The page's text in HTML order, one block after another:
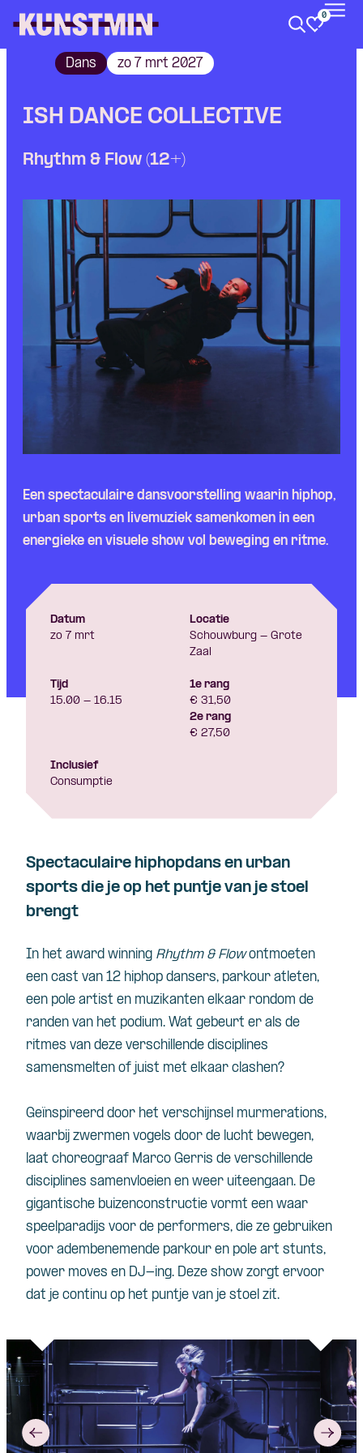
Skip navigatie
0
Dans zo 7 mrt 2027
ISH DANCE COLLECTIVE
Rhythm & Flow (12+)
Een spectaculaire dansvoorstelling waarin hiphop,
urban sports en livemuziek samenkomen in een
energieke en visuele show vol beweging en ritme.
Datum
zo 7 mrt
Locatie
Schouwburg - Grote
Zaal
Tijd
15.00 - 16.15
1e rang
€ 31,50
2e rang
€ 27,50
Inclusief
Consumptie
Spectaculaire hiphopdans en urban
sports die je op het puntje van je stoel
brengt
In het award winning Rhythm & Flowontmoeten
een cast van 12 hiphop dansers, parkour atleten,
een pole artist en muzikanten elkaar rondom de
randen van het podium. Wat gebeurt er als de
ritmes van deze verschillende disciplines
samensmelten of juist met elkaar clashen?
Geïnspireerd door het verschijnsel murmerations,
waarbij zwermen vogels door de lucht bewegen,
laat choreograaf Marco Gerris de verschillende
disciplines samenvloeien en weer uiteengaan. De
gigantische buizenconstructie vormt een waar
speelparadijs voor de performers, die ze gebruiken
voor adembenemende parkour en pole art stunts,
power moves en DJ-ing. Deze show zorgt ervoor
dat je continu op het puntje van je stoel zit.